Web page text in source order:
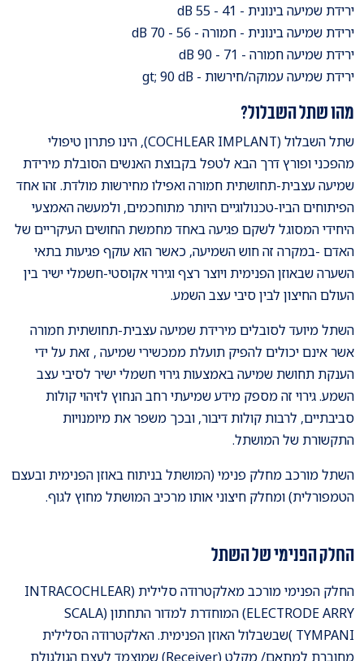
ירידת שמיעה בינונית - 41 - 55 dB
ירידת שמיעה בינונית - חמורה - 56 - 70 dB
ירידת שמיעה חמורה - 71 - 90 dB
ירידת שמיעה עמוקה/חירשות - gt; 90 dB
מהו שתל השבלול?
שתל השבלול (COCHLEAR IMPLANT), הינו פתרון טיפולי
מהפכני ופורץ דרך הבא לטפל בקבוצת האנשים הסובלת מירידת
שמיעה עצבית-תחושתית חמורה ואפילו מחירשות מולדת. זהו אחד
הפיתוחים הביו-טכנולוגיים היותר מתוחכמים, ולמעשה האמצעי
היחידי המסוגל לשקם פגיעה באחד מחמשת החושים העיקריים של
האדם -במקרה זה חוש השמיעה, כאשר הוא עוקף פגיעות בתאי
השערה שבאוזן הפנימית ויוצר רצף וגירוי אקוסטי-חשמלי ישיר בין
העולם החיצון לבין סיבי עצב השמע.
השתל מיועד לסובלים מירידת שמיעה עצבית-תחושתית חמורה
אשר אינם יכולים להפיק תועלת ממכשירי שמיעה , זאת על ידי
הענקת תחושת שמיעה באמצעות גירוי חשמלי ישיר לסיבי עצב
השמע. גירוי זה מספק מידע שמיעתי רחב הנחוץ לזיהוי קולות
סביבתיים, לרבות קולות דיבור, ובכך משפר את מיומנויות
התקשורת של המושתל.
השתל מורכב מחלק פנימי (המושתל בניתוח באוזן הפנימית ובעצם
הטמפורלית) ומחלק חיצוני אותו מרכיב המושתל מחוץ לגוף.
החלק הפנימי של השתל
החלק הפנימי מורכב מאלקטרודה סלילית (INTRACOCHLEAR
ELECTRODE ARRY) המוחדרת למדור התחתון (SCALA
TYMPANI )שבשבלול האוזן הפנימית. האלקטרודה הסלילית
מחוברת למתאם/ מקלט (Receiver) שמוצמד לעצם הגולגולת